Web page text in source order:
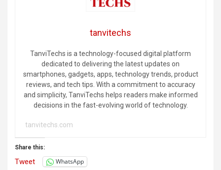
tanvitechs
TanviTechs is a technology-focused digital platform
dedicated to delivering the latest updates on
smartphones, gadgets, apps, technology trends, product
reviews, and tech tips. With a commitment to accuracy
and simplicity, TanviTechs helps readers make informed
decisions in the fast-evolving world of technology.
tanvitechs.com
Share this:
Tweet WhatsApp